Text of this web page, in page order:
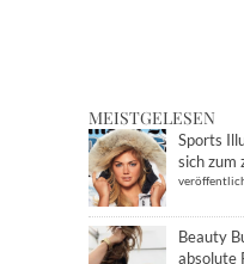
MEISTGELESEN
Sports
sich zum
Beauty
absolute